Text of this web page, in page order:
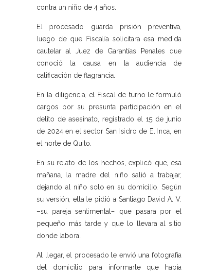
contra un niño de 4 años.
El procesado guarda prisión preventiva,
luego de que Fiscalía solicitara esa medida
cautelar al Juez de Garantías Penales que
conoció la causa en la audiencia de
calificación de flagrancia.
En la diligencia, el Fiscal de turno le formuló
cargos por su presunta participación en el
delito de asesinato, registrado el 15 de junio
de 2024 en el sector San Isidro de El Inca, en
el norte de Quito.
En su relato de los hechos, explicó que, esa
mañana, la madre del niño salió a trabajar,
dejando al niño solo en su domicilio. Según
su versión, ella le pidió a Santiago David A. V.
–su pareja sentimental– que pasara por el
pequeño más tarde y que lo llevara al sitio
donde labora.
Al llegar, el procesado le envió una fotografía
del domicilio para informarle que había